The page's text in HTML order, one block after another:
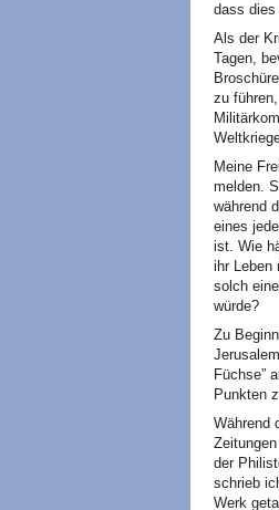
dass dies
Als der
Tagen,
zu
Meine
melden.
während
eines
ist. Wie
ihr Leben
solch
würde?
Zu
Füchse”
Punkten
Während
der
schrieb
Werk